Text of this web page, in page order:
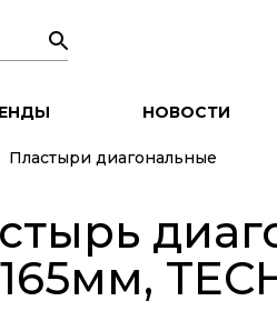
НОВОСТИ
Пластыри диагональные